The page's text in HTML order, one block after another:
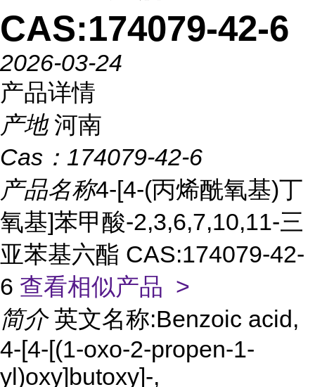
CAS:174079-42-6
2026-03-24
产品详情
产地 河南
Cas： 174079-42-6
产品名称4-[4-(丙烯酰氧基)丁
氧基]苯甲酸-2,3,6,7,10,11-三
亚苯基六酯 CAS:174079-42-
6 查看相似产品 >
简介 英文名称:Benzoic acid,
4-[4-[(1-oxo-2-propen-1-
yl)oxy]butoxy]-,